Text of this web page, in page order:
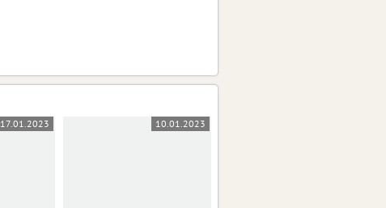
17.01.2023 10.01.2023